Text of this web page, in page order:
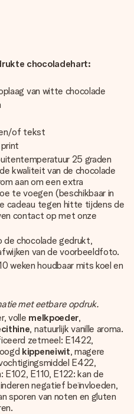
chocoladehart:
van witte chocolade
of tekst
25 graden
kwaliteit van de chocolade
aan om een extra
te voegen (beschikbaar in
cadeau tegen hitte tijdens de
contact op met onze
chocolade gedrukt,
van de voorbeeldfoto.
weken houdbaar mits koel en
met eetbare opdruk.
volle melkpoeder,
, natuurlijk vanille aroma.
zetmeel: E1422,
kippeneiwit, magere
E422,
E110, E122: kan de
negatief beïnvloeden,
sporen van noten en gluten